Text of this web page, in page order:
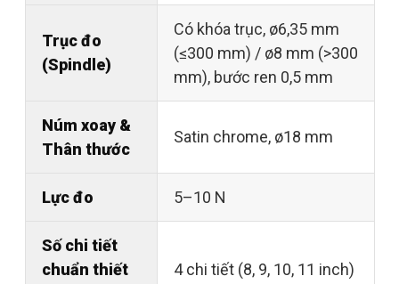
Trục đo
(Spindle)
Có khóa trục, ø6,35 mm
(≤300 mm) / ø8 mm (>300
mm), bước ren 0,5 mm
Núm xoay &
Thân thước
Satin chrome, ø18 mm
Lực đo 5–10 N
Số chi tiết
chuẩn thiết
4 chi tiết (8, 9, 10, 11 inch)